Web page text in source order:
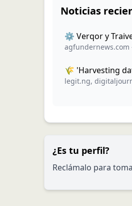
Noticias
⚙️ Verqor y
agfundernews.com
🌾 'Harvesting
legit.ng,
¿Es tu perfil?
Reclámalo para